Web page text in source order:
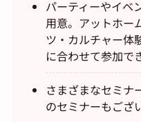
パーティーやイベ
用意。アットホー
ツ・カルチャー体
に合わせて参加で
さまざまなセミナ
のセミナーもござ